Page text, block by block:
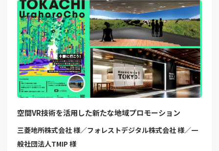
空間VR技術を活用した新たな地域プロモーション
三菱地所株式会社 様／フォレストデジタル株式会社 様／一
般社団法人TMIP 様